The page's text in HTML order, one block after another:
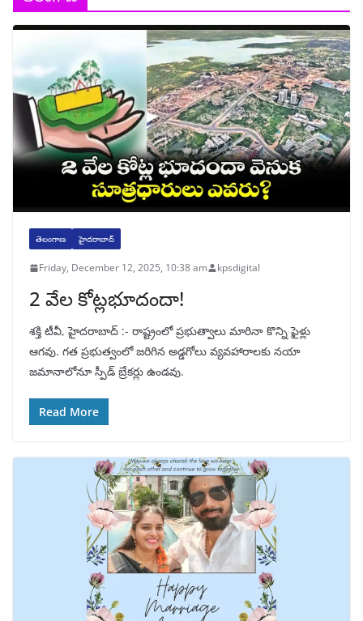
తెలంగాణ హైదరాబాద్
Friday, December 12, 2025, 10:38 am kpsdigital
2 వేల కోట్లభూదందా!
శక్తి టీవీ, హైదరాబాద్‌ :- రాష్ట్రంలో ప్రభుత్వాలు మారినా కొన్ని ఫైళ్లు
ఆగవు. గత ప్రభుత్వంలో జరిగిన అడ్డగోలు వ్యవహారాలకు నయా
జమానాలోనూ స్పీడ్‌ బ్రేకర్లు ఉండవు.
Read More